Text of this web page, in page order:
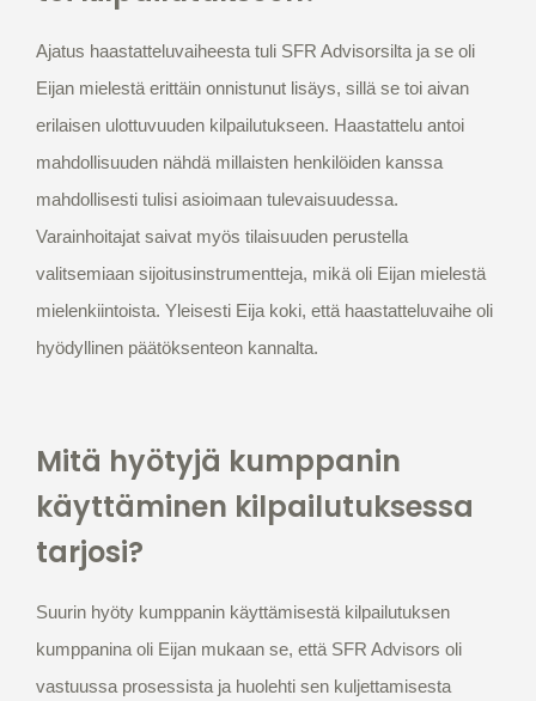
Ajatus haastatteluvaiheesta tuli SFR Advisorsilta ja se oli
Eijan mielestä erittäin onnistunut lisäys, sillä se toi aivan
erilaisen ulottuvuuden kilpailutukseen. Haastattelu antoi
mahdollisuuden nähdä millaisten henkilöiden kanssa
mahdollisesti tulisi asioimaan tulevaisuudessa.
Varainhoitajat saivat myös tilaisuuden perustella
valitsemiaan sijoitusinstrumentteja, mikä oli Eijan mielestä
mielenkiintoista. Yleisesti Eija koki, että haastatteluvaihe oli
hyödyllinen päätöksenteon kannalta.
Mitä hyötyjä kumppanin
käyttäminen kilpailutuksessa
tarjosi?
Suurin hyöty kumppanin käyttämisestä kilpailutuksen
kumppanina oli Eijan mukaan se, että SFR Advisors oli
vastuussa prosessista ja huolehti sen kuljettamisesta